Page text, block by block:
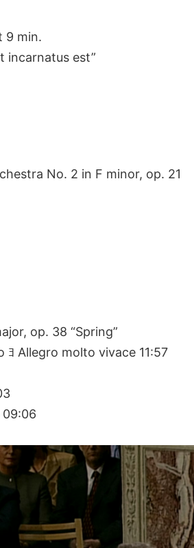
9 min.
incarnatus est”
No. 2 in F minor, op. 21
op. 38 “Spring”
Allegro molto vivace 11:57
09:06